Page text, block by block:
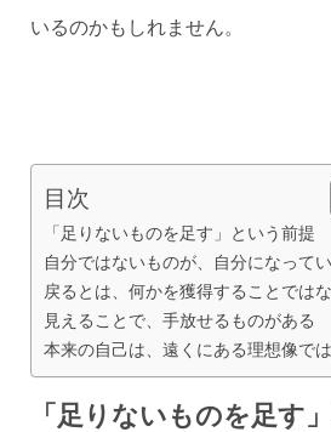
いるのかもしれません。
目次
「足りないものを足す」という前提
自分ではないものが、自分になってい
戻るとは、何かを獲得することでは
見えることで、手放せるものがある
本来の自己は、遠くにある理想像で
「足りないものを足す